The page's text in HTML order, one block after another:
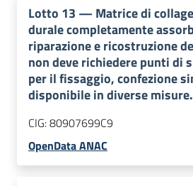
Lotto 13 — Matrice di
durale completamente
riparazione e ricostruzione
non deve richiedere punti di
per il fissaggio, confezione
disponibile in diverse misure.
CIG:80907699C9
OpenData ANAC